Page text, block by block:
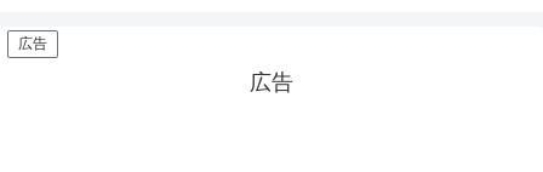
広告
広告